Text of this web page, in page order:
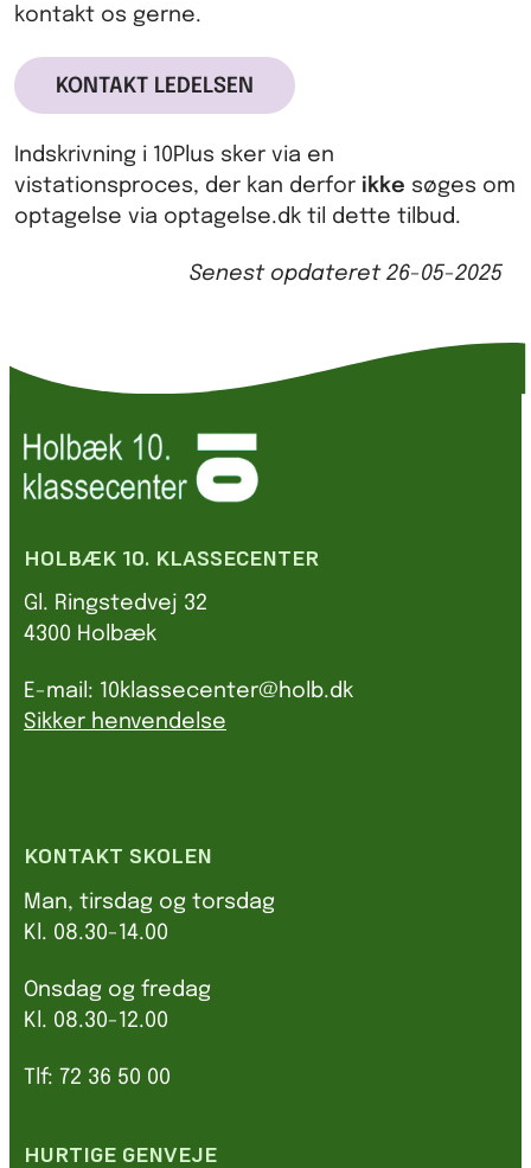
kontakt os gerne.
KONTAKT LEDELSEN
Indskrivning i 10Plus sker via en
vistationsproces, der kan derfor ikke søges om
optagelse via optagelse.dk til dette tilbud.
Senest opdateret 26-05-2025
HOLBÆK 10. KLASSECENTER
Gl. Ringstedvej 32
4300 Holbæk
E-mail: 10klassecenter@holb.dk
Sikker henvendelse
KONTAKT SKOLEN
Man, tirsdag og torsdag
Kl. 08.30-14.00
Onsdag og fredag
Kl. 08.30-12.00
Tlf: 72 36 50 00
HURTIGE GENVEJE